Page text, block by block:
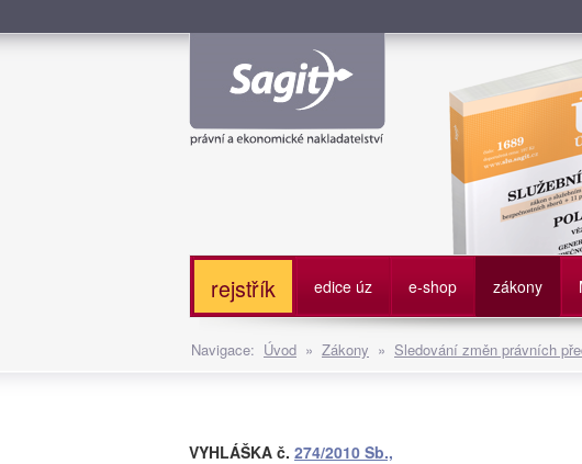
Služební poměr
rejstřík edice úz e-shop zákony
Navigace: Úvod » Zákony » Sledování změn právních
VYHLÁŠKA č. 274/2010 Sb.,